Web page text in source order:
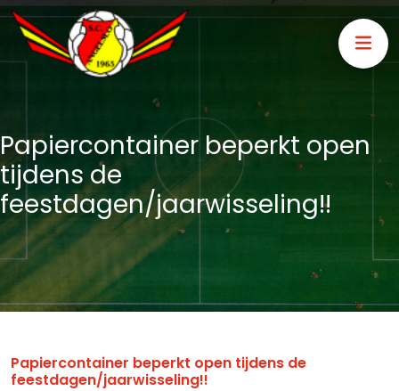
Papiercontainer beperkt open
tijdens de
feestdagen/jaarwisseling!!
Papiercontainer beperkt open tijdens de
feestdagen/jaarwisseling!!